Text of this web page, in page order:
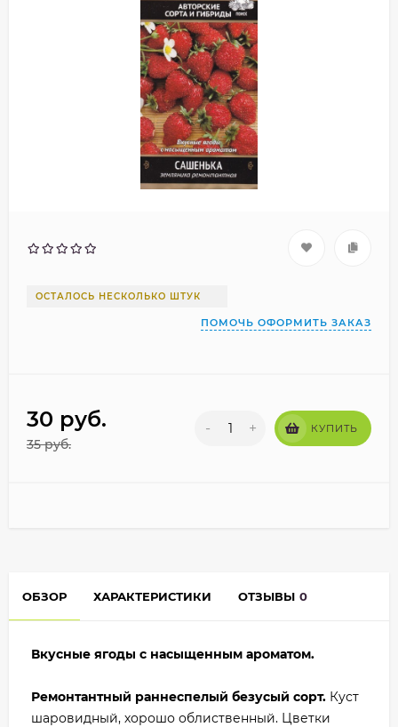
ОСТАЛОСЬ НЕСКОЛЬКО ШТУК
ПОМОЧЬ ОФОРМИТЬ ЗАКАЗ
30 руб.
35руб.
- + КУПИТЬ
ОБЗОР ХАРАКТЕРИСТИКИ ОТЗЫВЫ 0
Вкусные ягоды с насыщенным ароматом.
Ремонтантный раннеспелый безусый сорт. Куст
шаровидный, хорошо облиственный. Цветки